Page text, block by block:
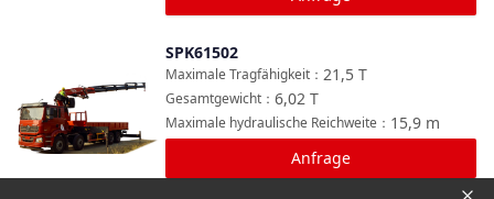
SPK61502
21,5 T
Maximale Tragfähigkeit ：
6,02 T
Gesamtgewicht ：
15,9 m
Maximale hydraulische Reichweite ：
Anfrage